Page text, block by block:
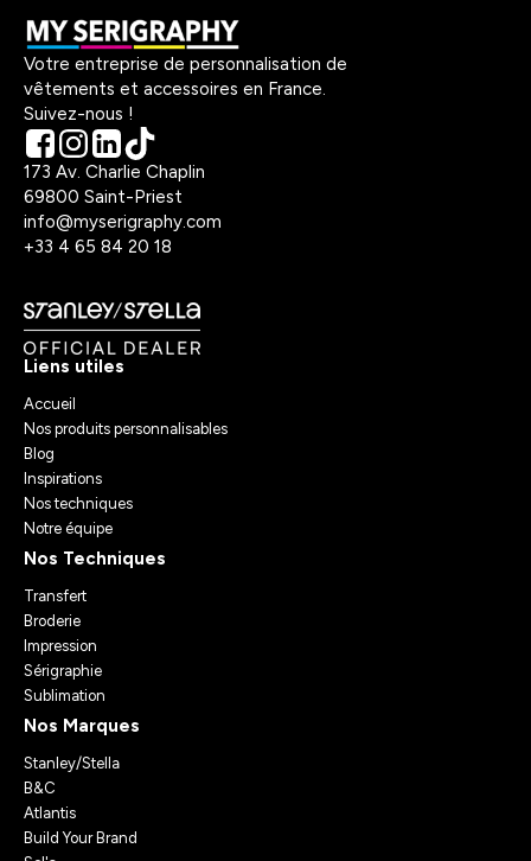
Votre entreprise de personnalisation de
vêtements et accessoires en France.
Suivez-nous !
173 Av. Charlie Chaplin
69800 Saint-Priest
info@myserigraphy.com
+33 4 65 84 20 18
Liens utiles
Accueil
Nos produits personnalisables
Blog
Inspirations
Nos techniques
Notre équipe
Nos Techniques
Transfert
Broderie
Impression
Sérigraphie
Sublimation
Nos Marques
Stanley/Stella
B&C
Atlantis
Build Your Brand